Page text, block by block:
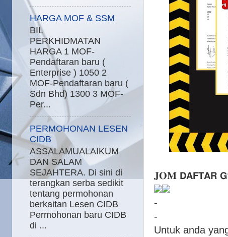
𝐉𝐎𝐌 𝗗𝗔𝗙𝗧𝗔𝗥
-
-
Untuk anda
HARGA MOF & SSM
BIL
PERKHIDMATAN
HARGA 1 MOF-
Pendaftaran baru (
Enterprise ) 1050 2
MOF-Pendaftaran baru (
Sdn Bhd) 1300 3 MOF-
Per...
PERMOHONAN LESEN
CIDB
ASSALAMUALAIKUM
DAN SALAM
SEJAHTERA. Di sini di
terangkan serba sedikit
tentang permohonan
berkaitan Lesen CIDB
Permohonan baru CIDB
di ...